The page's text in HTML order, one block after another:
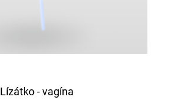
Lízátko - vagína